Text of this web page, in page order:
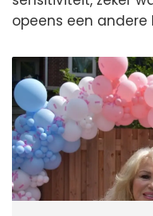
opeens een andere